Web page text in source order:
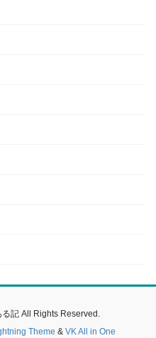
記 All Rights Reserved.
Theme & VK All in One